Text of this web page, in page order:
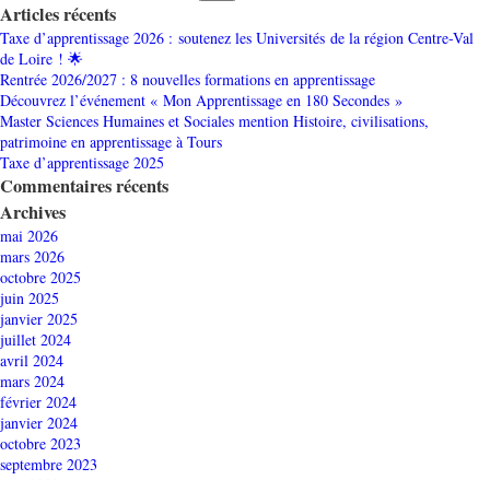
Articles récents
Taxe d’apprentissage 2026 : soutenez les Universités de la région Centre-Val
de Loire ! 🌟
Rentrée 2026/2027 : 8 nouvelles formations en apprentissage
Découvrez l’événement « Mon Apprentissage en 180 Secondes »
Master Sciences Humaines et Sociales mention Histoire, civilisations,
patrimoine en apprentissage à Tours
Taxe d’apprentissage 2025
Commentaires récents
Archives
mai 2026
mars 2026
octobre 2025
juin 2025
janvier 2025
juillet 2024
avril 2024
mars 2024
février 2024
janvier 2024
octobre 2023
septembre 2023